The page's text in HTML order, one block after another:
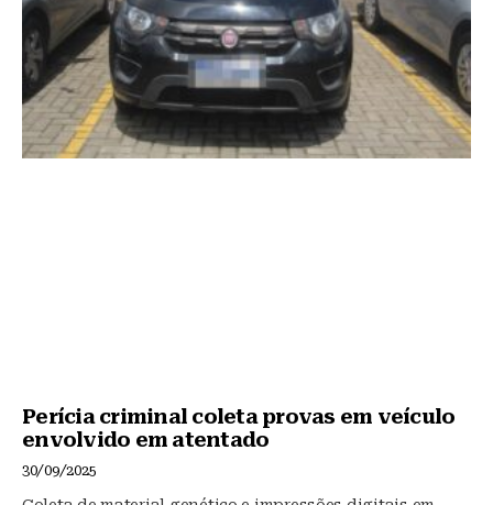
Perícia criminal coleta provas em veículo
envolvido em atentado
30/09/2025